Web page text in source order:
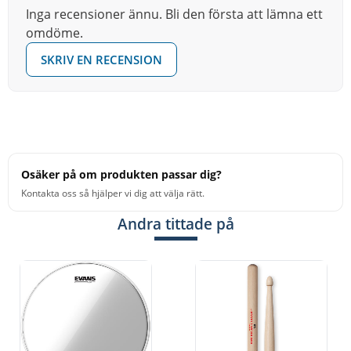
Inga recensioner ännu. Bli den första att lämna ett
omdöme.
SKRIV EN RECENSION
Osäker på om produkten passar dig?
Kontakta oss så hjälper vi dig att välja rätt.
Andra tittade på